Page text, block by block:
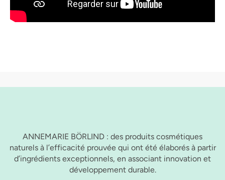
ANNEMARIE BÖRLIND : des produits cosmétiques
naturels à l’efficacité prouvée qui ont été élaborés à partir
d’ingrédients exceptionnels, en associant innovation et
développement durable.